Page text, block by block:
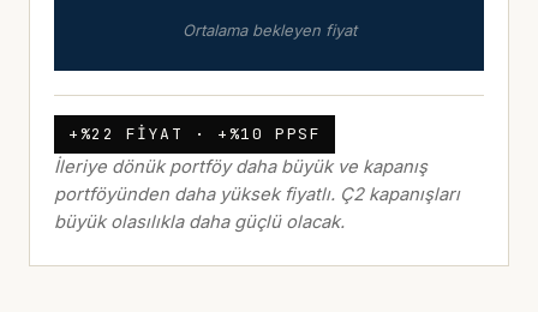
Ortalama bekleyen fiyat
+%22 FIYAT · +%10 PPSF
İleriye dönük portföy daha büyük ve kapanış
portföyünden daha yüksek fiyatlı. Ç2 kapanışları
büyük olasılıkla daha güçlü olacak.